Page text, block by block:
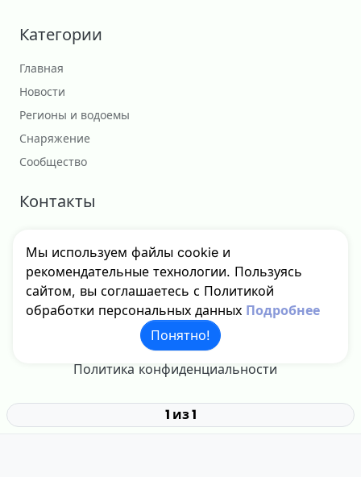
Категории
Главная
Новости
Регионы и водоемы
Снаряжение
Сообщество
Контакты
godfishru@yandex.ru
© 2024 - 2026 GodFish, Inc. Все права защищены.
Политика конфиденциальности
1 из 1
Мы используем файлы cookie и
рекомендательные технологии. Пользуясь
сайтом, вы соглашаетесь с Политикой
обработки персональных данных Подробнее
Понятно!